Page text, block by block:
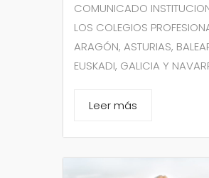
COMUNICADO
LOS COLEGIOS
ARAGÓN, ASTURIAS,
EUSKADI, GALICIA Y
Leer más